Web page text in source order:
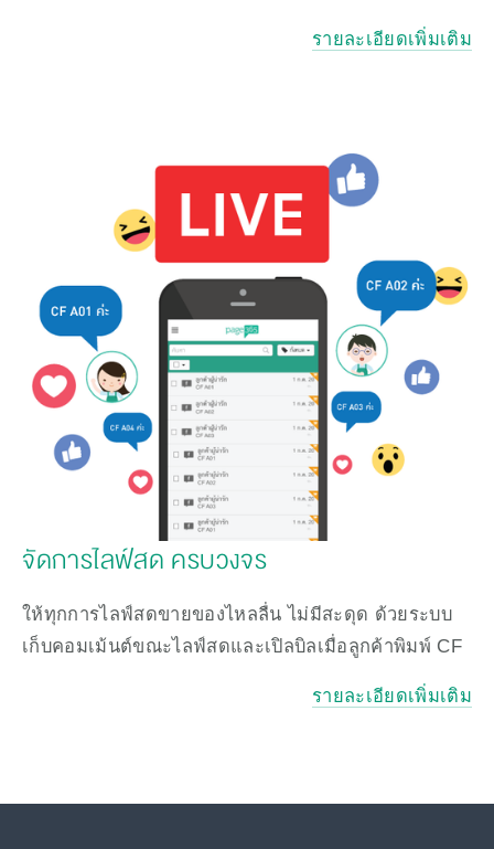
รายละเอียดเพิ่มเติม
จัดการไลฟ์สด ครบวงจร
ให้ทุกการไลฟ์สดขายของไหลลื่น ไม่มีสะดุด ด้วยระบบ
เก็บคอมเม้นต์ขณะไลฟ์สดและเปิลบิลเมื่อลูกค้าพิมพ์ CF
รายละเอียดเพิ่มเติม